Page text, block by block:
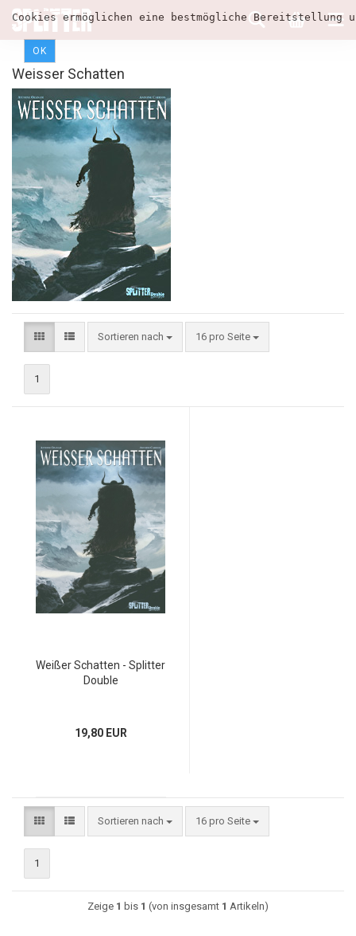
Cookies ermöglichen eine bestmögliche
OK
Weisser Schatten
Sortieren nach 16 pro Seite
1
Weißer Schatten - Splitter
Double
19,80 EUR
Sortieren nach 16 pro Seite
1
Zeige 1 bis 1 (von insgesamt 1 Artikeln)